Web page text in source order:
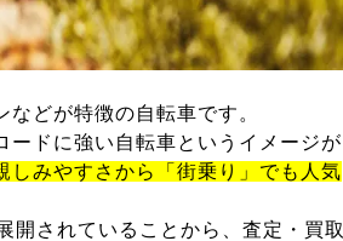
どが特徴の自転車です。
ードに強い自転車というイメージが
しみやすさから「街乗り」でも人気
開されていることから、査定・買取